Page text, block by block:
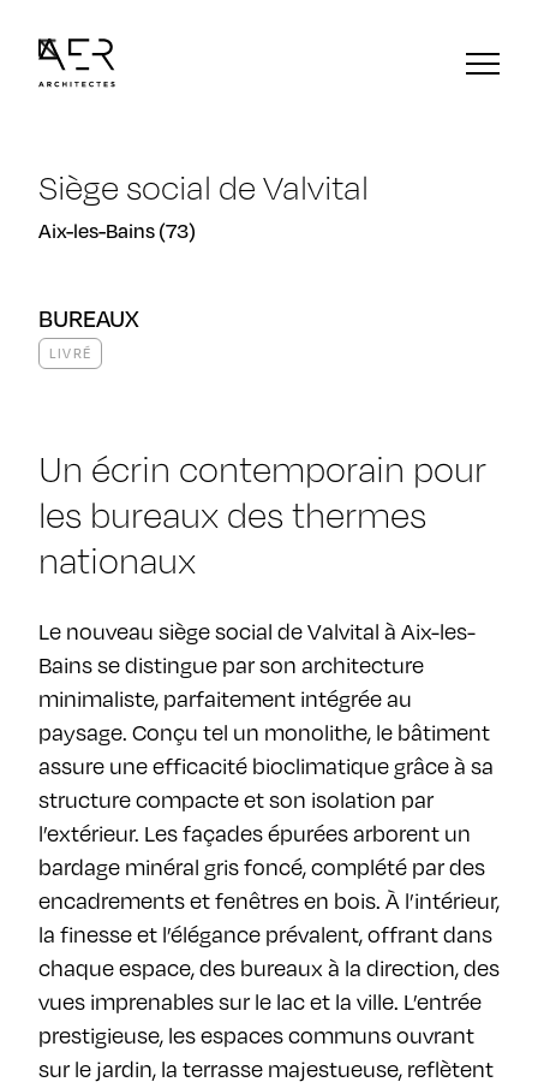
Siège social de Valvital
Aix-les-Bains (73)
BUREAUX
LIVRÉ
Un écrin contemporain pour
les bureaux des thermes
nationaux
Le nouveau siège social de Valvital à Aix-les-
Bains se distingue par son architecture
minimaliste, parfaitement intégrée au
paysage. Conçu tel un monolithe, le bâtiment
assure une efficacité bioclimatique grâce à sa
structure compacte et son isolation par
l’extérieur. Les façades épurées arborent un
bardage minéral gris foncé, complété par des
encadrements et fenêtres en bois. À l’intérieur,
la finesse et l’élégance prévalent, offrant dans
chaque espace, des bureaux à la direction, des
vues imprenables sur le lac et la ville. L’entrée
prestigieuse, les espaces communs ouvrant
sur le jardin, la terrasse majestueuse, reflètent